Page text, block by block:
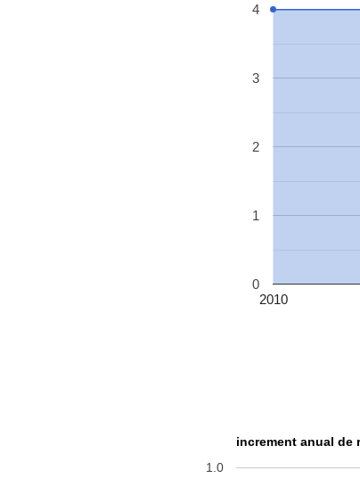
2010
0
1
2
3
4
increment anual de
1.0